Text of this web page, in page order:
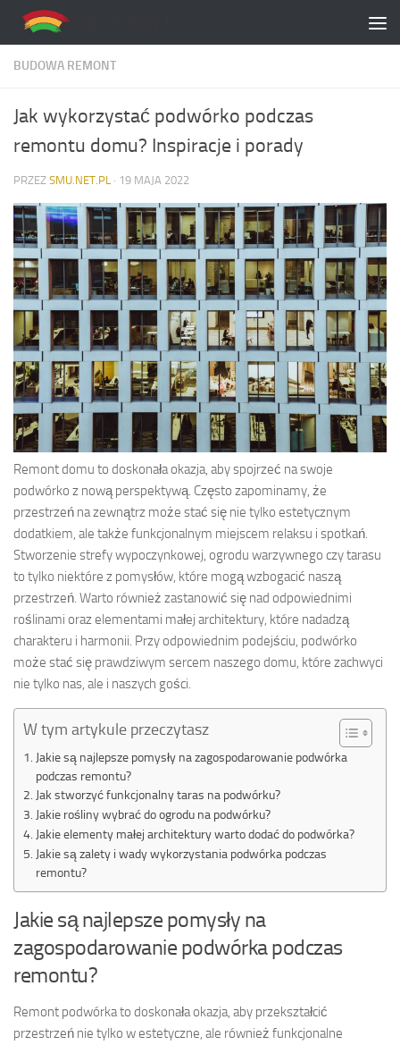
Skip to content
BUDOWA REMONT
Jak wykorzystać podwórko podczas
remontu domu? Inspiracje i porady
PRZEZ SMU.NET.PL · 19 MAJA 2022
Remont domu to doskonała okazja, aby spojrzeć na swoje
podwórko z nową perspektywą. Często zapominamy, że
przestrzeń na zewnątrz może stać się nie tylko estetycznym
dodatkiem, ale także funkcjonalnym miejscem relaksu i spotkań.
Stworzenie strefy wypoczynkowej, ogrodu warzywnego czy tarasu
to tylko niektóre z pomysłów, które mogą wzbogacić naszą
przestrzeń. Warto również zastanowić się nad odpowiednimi
roślinami oraz elementami małej architektury, które nadadzą
charakteru i harmonii. Przy odpowiednim podejściu, podwórko
może stać się prawdziwym sercem naszego domu, które zachwyci
nie tylko nas, ale i naszych gości.
W tym artykule przeczytasz
Jakie są najlepsze pomysły na zagospodarowanie podwórka
podczas remontu?
Jak stworzyć funkcjonalny taras na podwórku?
Jakie rośliny wybrać do ogrodu na podwórku?
Jakie elementy małej architektury warto dodać do podwórka?
Jakie są zalety i wady wykorzystania podwórka podczas
remontu?
Jakie są najlepsze pomysły na
zagospodarowanie podwórka podczas
remontu?
Remont podwórka to doskonała okazja, aby przekształcić
przestrzeń nie tylko w estetyczne, ale również funkcjonalne